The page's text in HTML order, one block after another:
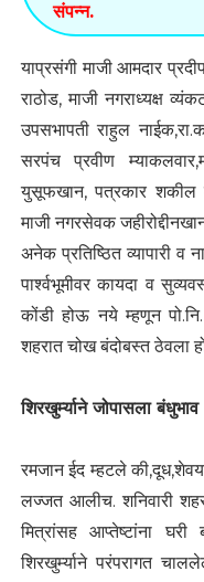
संपन्न.
याप्रसंगी माजी आमदार
राठोड, माजी नगराध्यक्ष
उपसभापती राहुल
सरपंच प्रवीण
युसूफखान, पत्रकार शकील
माजी नगरसेवक
अनेक प्रतिष्ठित व्यापारी व
पार्श्वभूमीवर कायदा व
कोंडी होऊ नये म्हणून
शहरात चोख बंदोबस्त ठेवला
शिरखुर्म्याने जोपासला बंधुभाव
रमजान ईद म्हटले
लज्जत आलीच. शनिवारी
मित्रांसह आप्तेष्टांना घरी
शिरखुर्म्याने परंपरागत